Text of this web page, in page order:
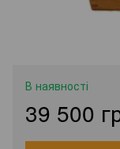
В наявності
39 500